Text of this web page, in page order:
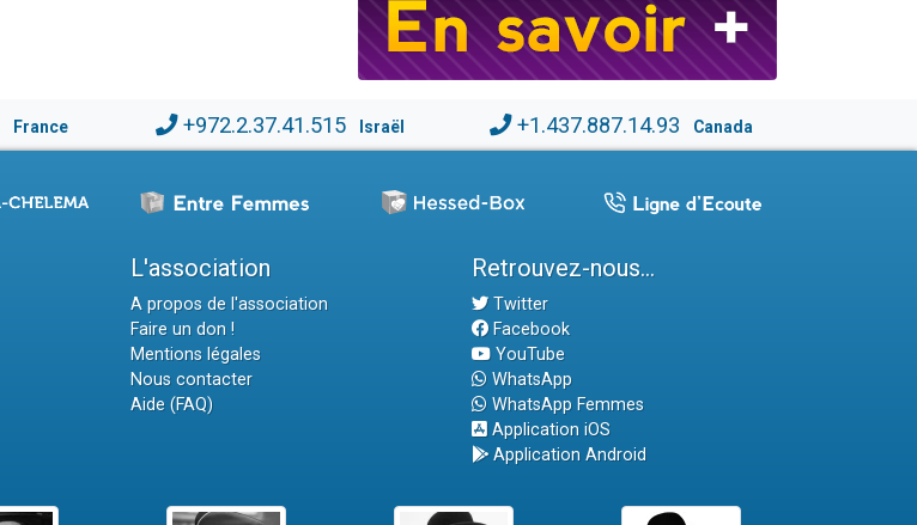
France +972.2.37.41.515 Israël +1.437.887.14.93 Canada
L'association
A propos de l'association
Faire un don !
Mentions légales
Nous contacter
Aide (FAQ)
Retrouvez-nous...
Twitter
Facebook
YouTube
WhatsApp
WhatsApp Femmes
Application iOS
Application Android